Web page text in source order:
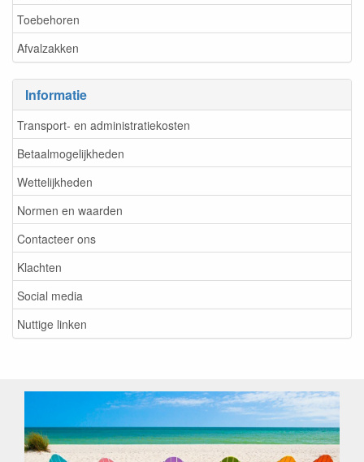
Toebehoren
Afvalzakken
Informatie
Transport- en administratiekosten
Betaalmogelijkheden
Wettelijkheden
Normen en waarden
Contacteer ons
Klachten
Social media
Nuttige linken